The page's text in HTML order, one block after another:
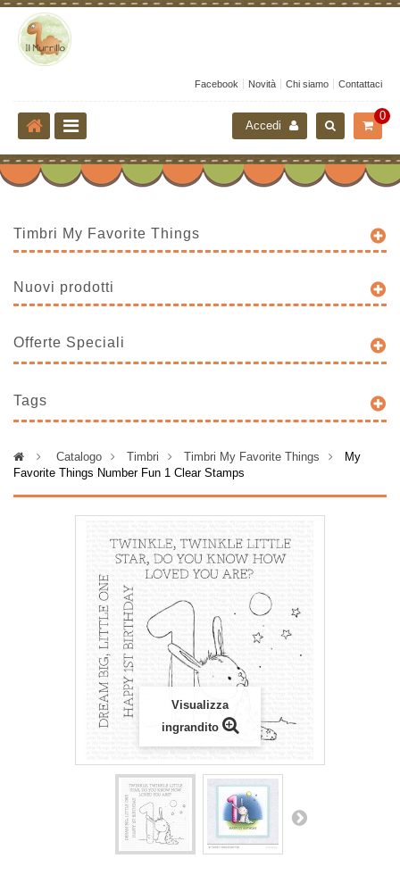
Facebook Novità Chi siamo Contattaci
0
Accedi
Timbri My Favorite Things
Nuovi prodotti
Offerte Speciali
Tags
> Catalogo > Timbri > Timbri My Favorite Things >
My
Favorite Things Number Fun 1 Clear Stamps
Visualizza
ingrandito